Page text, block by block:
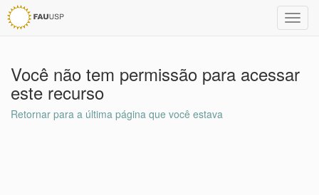
Você não tem permissão para acessar
este recurso
Retornar para a última página que você estava